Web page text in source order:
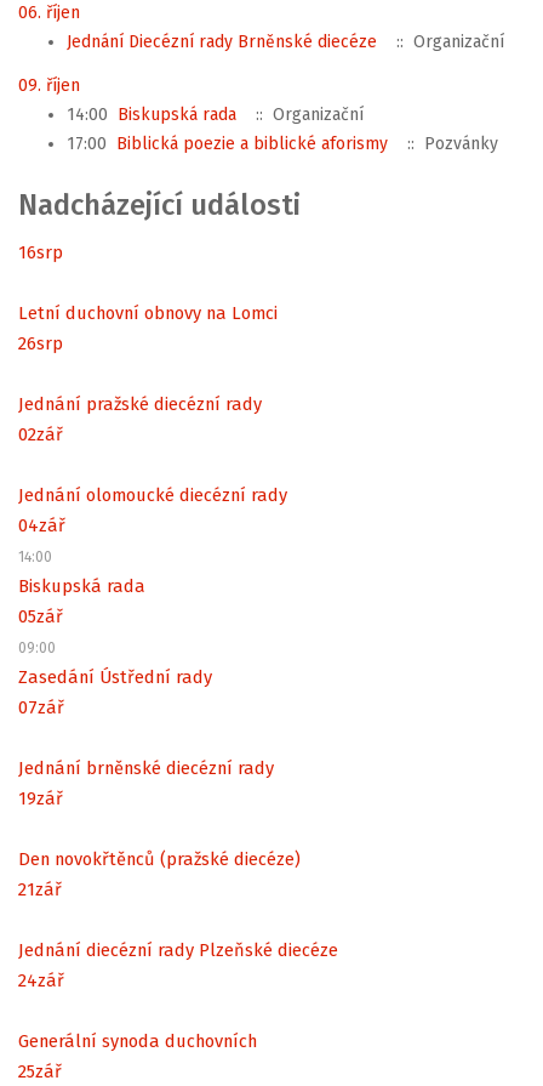
06. říjen
Jednání Diecézní rady Brněnské diecéze
:: Organizační
09. říjen
14:00 Biskupská rada
:: Organizační
17:00 Biblická poezie a biblické aforismy :: Pozvánky
Nadcházející události
16srp
Letní duchovní obnovy na Lomci
26srp
Jednání pražské diecézní rady
02zář
Jednání olomoucké diecézní rady
04zář
14:00
Biskupská rada
05zář
09:00
Zasedání Ústřední rady
07zář
Jednání brněnské diecézní rady
19zář
Den novokřtěnců (pražské diecéze)
21zář
Jednání diecézní rady Plzeňské diecéze
24zář
Generální synoda duchovních
25zář